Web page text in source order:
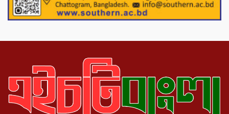
পাটগ্রামে চিকিৎসা সেবায় বীর মুক্তিযোদ্ধা দবির
উদ্দিন ফাউন্ডেশন